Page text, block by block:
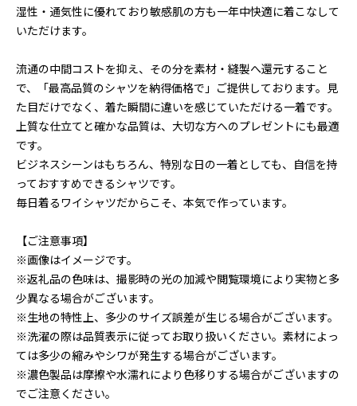
湿性・通気性に優れており敏感肌の方も一年中快適に着こなして
いただけます。
流通の中間コストを抑え、その分を素材・縫製へ還元すること
で、「最高品質のシャツを納得価格で」ご提供しております。見
た目だけでなく、着た瞬間に違いを感じていただける一着です。
上質な仕立てと確かな品質は、大切な方へのプレゼントにも最適
です。
ビジネスシーンはもちろん、特別な日の一着としても、自信を持
っておすすめできるシャツです。
毎日着るワイシャツだからこそ、本気で作っています。
【ご注意事項】
※画像はイメージです。
※返礼品の色味は、撮影時の光の加減や閲覧環境により実物と多
少異なる場合がございます。
※生地の特性上、多少のサイズ誤差が生じる場合がございます。
※洗濯の際は品質表示に従ってお取り扱いください。素材によっ
ては多少の縮みやシワが発生する場合がございます。
※濃色製品は摩擦や水濡れにより色移りする場合がございますの
でご注意ください。